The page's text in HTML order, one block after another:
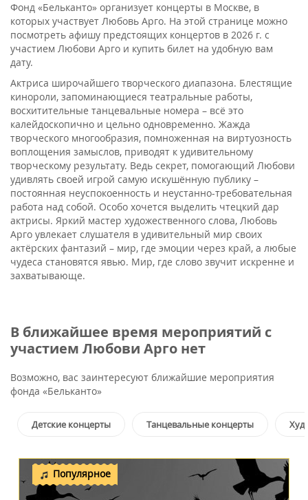
Фонд «Бельканто» организует концерты в Москве, в
которых участвует Любовь Арго. На этой странице можно
посмотреть афишу предстоящих концертов в 2026 г. с
участием Любови Арго и купить билет на удобную вам
дату.
Актриса широчайшего творческого диапазона. Блестящие
кинороли, запоминающиеся театральные работы,
восхитительные танцевальные номера – всё это
калейдоскопично и цельно одновременно. Жажда
творческого многообразия, помноженная на виртуозность
воплощения замыслов, приводят к удивительному
творческому результату. Ведь секрет, помогающий Любови
удивлять своей игрой самую искушённую публику –
постоянная неуспокоенность и неустанно-требовательная
работа над собой. Особо хочется выделить чтецкий дар
актрисы. Яркий мастер художественного слова, Любовь
Арго увлекает слушателя в удивительный мир своих
актёрских фантазий – мир, где эмоции через край, а любые
чудеса становятся явью. Мир, где слово звучит искренне и
захватывающе.
В ближайшее время мероприятий с
участием Любови Арго нет
Возможно, вас заинтересуют ближайшие мероприятия
фонда «Бельканто»
Детские концерты Танцевальные концерты
Популярное